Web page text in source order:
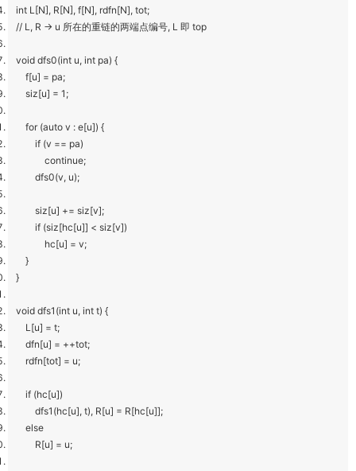
int L[N], R[N], f[N], rdfn[N], tot;
// L, R -> u 所在的重链的两端点编号, L 即 top
void dfs0(int u, int pa) {
f[u] = pa;
siz[u] = 1;
for (auto v : e[u]) {
if (v == pa)
continue;
dfs0(v, u);
siz[u] += siz[v];
if (siz[hc[u]] < siz[v])
hc[u] = v;
}
}
void dfs1(int u, int t) {
L[u] = t;
dfn[u] = ++tot;
rdfn[tot] = u;
if (hc[u])
dfs1(hc[u], t), R[u] = R[hc[u]];
else
R[u] = u;